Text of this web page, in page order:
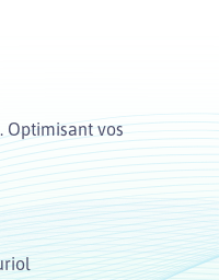
Optimisant vos